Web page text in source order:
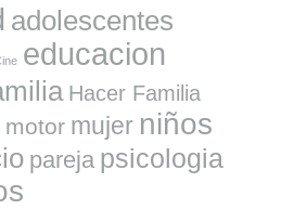
adolescentes
educacion
Hacer Familia
motor mujer niños
pareja psicologia